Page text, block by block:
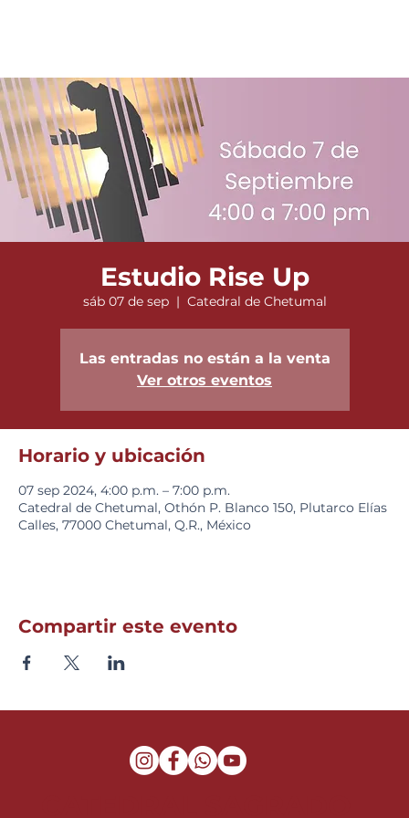
Estudio Rise Up
sáb 07 de sep
  |
Catedral de Chetumal
Las entradas no están a la venta
Ver otros eventos
Horario y ubicación
07 sep 2024, 4:00 p.m. – 7:00 p.m.
Catedral de Chetumal, Othón P. Blanco 150, Plutarco Elías
Calles, 77000 Chetumal, Q.R., México
Compartir este evento